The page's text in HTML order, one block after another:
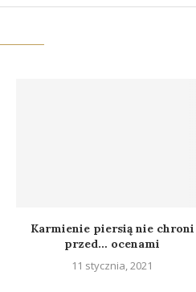
Karmienie piersią nie chroni
przed… ocenami
11 stycznia, 2021